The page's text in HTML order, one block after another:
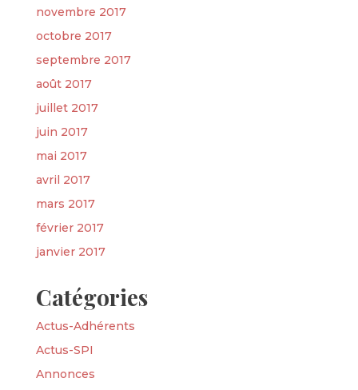
novembre 2017
octobre 2017
septembre 2017
août 2017
juillet 2017
juin 2017
mai 2017
avril 2017
mars 2017
février 2017
janvier 2017
Catégories
Actus-Adhérents
Actus-SPI
Annonces